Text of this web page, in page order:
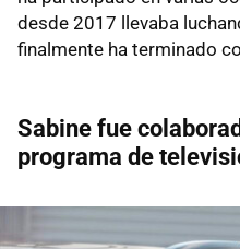
desde 2017 llevaba
finalmente ha terminado
Sabine fue
programa de